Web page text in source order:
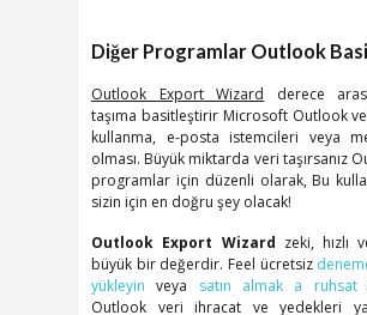
Diğer Programlar Outlook
Outlook Export Wizard derece
taşıma basitleştirir Microsoft Outlook
kullanma, e-posta istemcileri veya
olması. Büyük miktarda veri taşırsanız
programlar için düzenli olarak, Bu
sizin için en doğru şey olacak!
Outlook Export Wizard zeki, hızlı
büyük bir değerdir. Feel ücretsiz
yükleyin veya satın almak a ruhsat
Outlook veri ihracat ve yedekleri